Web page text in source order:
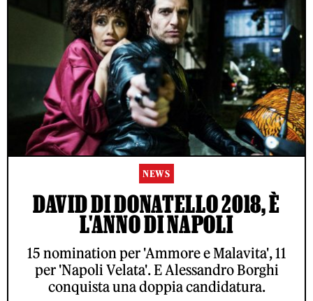
NEWS
DAVID DI DONATELLO 2018, È
L'ANNO DI NAPOLI
15 nomination per 'Ammore e Malavita', 11
per 'Napoli Velata'. E Alessandro Borghi
conquista una doppia candidatura.